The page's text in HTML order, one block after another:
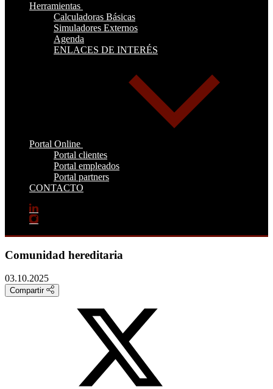
Herramientas
Calculadoras Básicas
Simuladores Externos
Agenda
ENLACES DE INTERÉS
Portal Online
Portal clientes
Portal empleados
Portal partners
CONTACTO
Comunidad hereditaria
03.10.2025
Compartir